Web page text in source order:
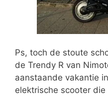
Ps, toch de stoute
de Trendy R van
aanstaande vakantie
elektrische scooter